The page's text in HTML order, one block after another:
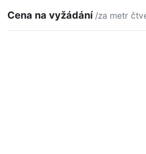
Cena na vyžádání /za metr